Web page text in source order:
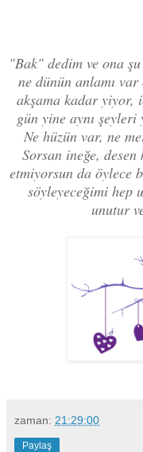
"Bak" dedim ve ona
ne dünün anlamı
akşama kadar
gün yine aynı şeyleri
Ne hüzün var, ne
Sorsan ineğe,
etmiyorsun da öylece
söyleyeceğimi hep
unutur
zaman: 21:29:00
Paylaş